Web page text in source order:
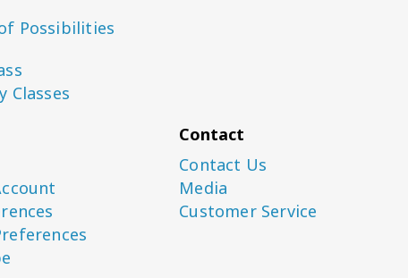
Possibilities
Classes
Contact
Contact Us
Media
Customer Service